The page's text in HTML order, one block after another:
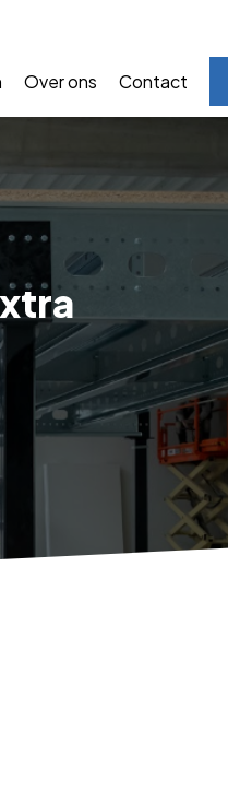
Over ons Contact